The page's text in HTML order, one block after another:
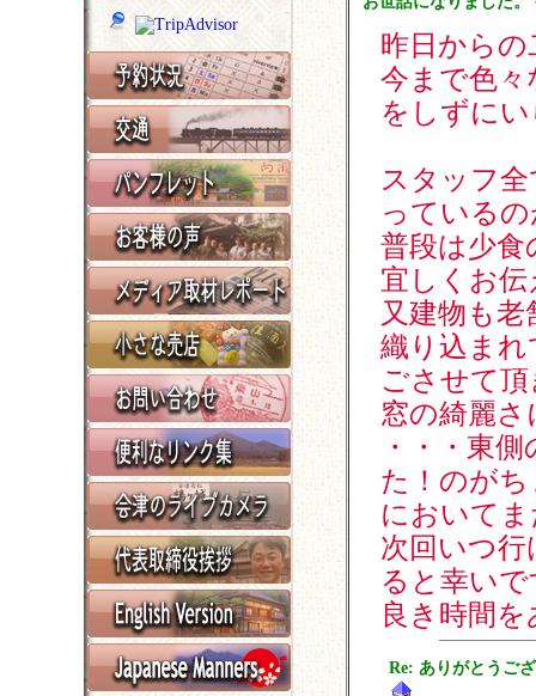
昨日から
今まで色
をしずに
スタッフ
っている
普段は少
宜しくお
又建物も
織り込ま
ごさせて
窓の綺麗
・・・東
た！のが
において
次回いつ
ると幸い
良き時間
Re: ありがとうご